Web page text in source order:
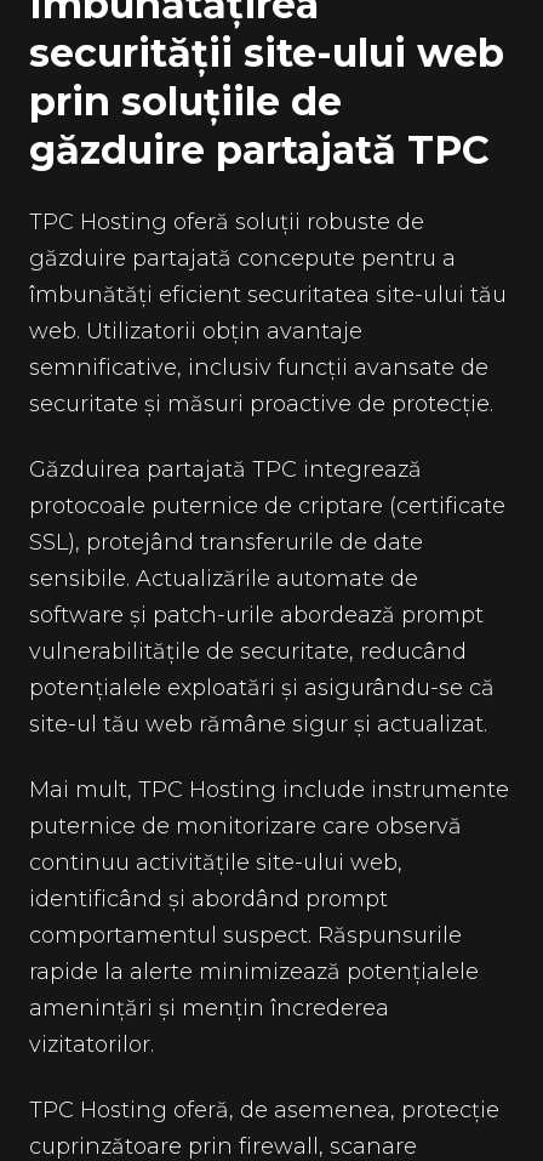
securității site-ului web
prin soluțiile de
găzduire partajată TPC
TPC Hosting oferă soluții robuste de
găzduire partajată concepute pentru a
îmbunătăți eficient securitatea site-ului tău
web. Utilizatorii obțin avantaje
semnificative, inclusiv funcții avansate de
securitate și măsuri proactive de protecție.
Găzduirea partajată TPC integrează
protocoale puternice de criptare (certificate
SSL), protejând transferurile de date
sensibile. Actualizările automate de
software și patch-urile abordează prompt
vulnerabilitățile de securitate, reducând
potențialele exploatări și asigurându-se că
site-ul tău web rămâne sigur și actualizat.
Mai mult, TPC Hosting include instrumente
puternice de monitorizare care observă
continuu activitățile site-ului web,
identificând și abordând prompt
comportamentul suspect. Răspunsurile
rapide la alerte minimizează potențialele
amenințări și mențin încrederea
vizitatorilor.
TPC Hosting oferă, de asemenea, protecție
cuprinzătoare prin firewall, scanare